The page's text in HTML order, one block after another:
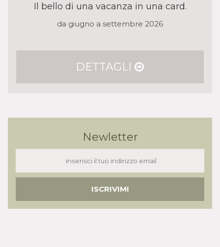
Il bello di una vacanza in una card.
da giugno a settembre 2026
DETTAGLI
Newletter